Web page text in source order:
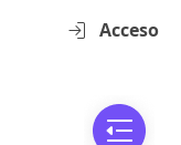
Acceso